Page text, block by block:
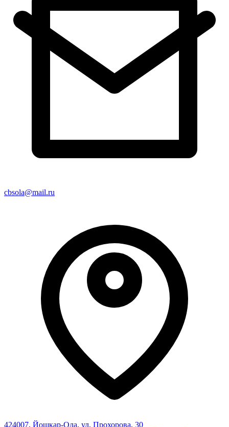
cbsola@mail.ru
424007, Йошкар-Ола, ул. Прохорова, 30